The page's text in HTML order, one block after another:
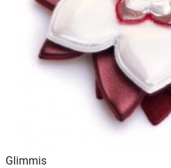
Glimmis